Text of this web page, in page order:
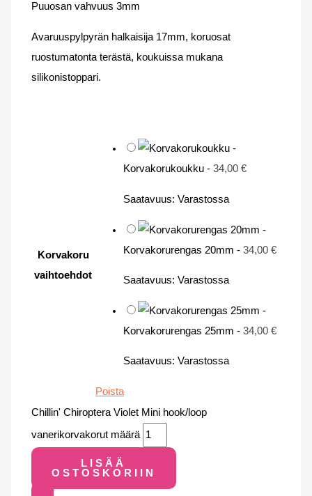
Puuosan vahvuus 3mm
Avaruuspylpyrän halkaisija 17mm, koruosat
ruostumatonta terästä, koukuissa mukana
silikonistoppari.
Korvakoru
vaihtoehdot
-
Korvakorukoukku -34,00€
Saatavuus: Varastossa
-
Korvakorurengas 20mm -34,00€
Saatavuus: Varastossa
-
Korvakorurengas 25mm -34,00€
Saatavuus: Varastossa
Poista
Chillin' Chiroptera Violet Mini hook/loop
vanerikorvakorut määrä
LISÄÄ
OSTOSKORIIN